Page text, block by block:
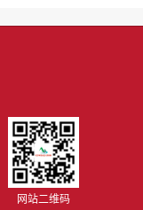
网站二维码